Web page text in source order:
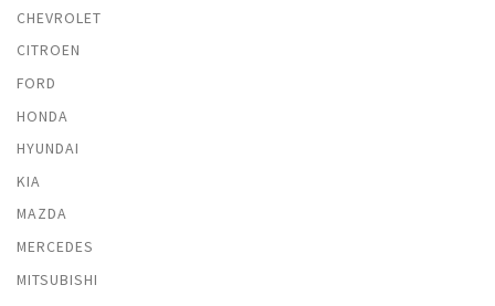
CHEVROLET
CITROEN
FORD
HONDA
HYUNDAI
KIA
MAZDA
MERCEDES
MITSUBISHI